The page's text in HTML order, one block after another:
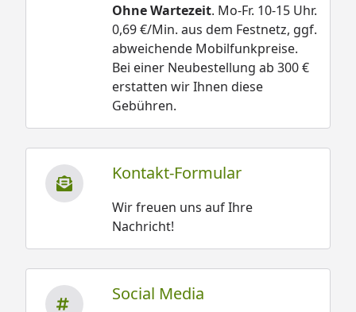
Ohne Wartezeit. Mo-Fr. 10-15 Uhr.
0,69 €/Min. aus dem Festnetz, ggf.
abweichende Mobilfunkpreise.
Bei einer Neubestellung ab 300 €
erstatten wir Ihnen diese
Gebühren.
Kontakt-Formular
Wir freuen uns auf Ihre
Nachricht!
Social Media